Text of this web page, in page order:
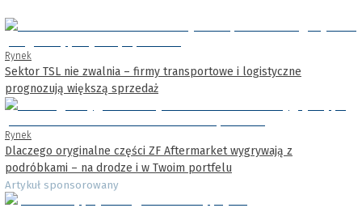
Rynek
Sektor TSL nie zwalnia – firmy transportowe i logistyczne
prognozują większą sprzedaż
Rynek
Dlaczego oryginalne części ZF Aftermarket wygrywają z
podróbkami – na drodze i w Twoim portfelu
Artykuł sponsorowany